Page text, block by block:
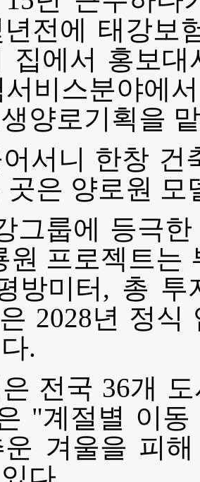
전에 태강보
집에서 홍보
비스분야에
양로기획을
서니 한창 건
곳은 양로원
그룹에 등극
원 프로젝트는
방미터, 총 투
2028년 정
.
전국 36개
"계절별 이
운 겨울을 피